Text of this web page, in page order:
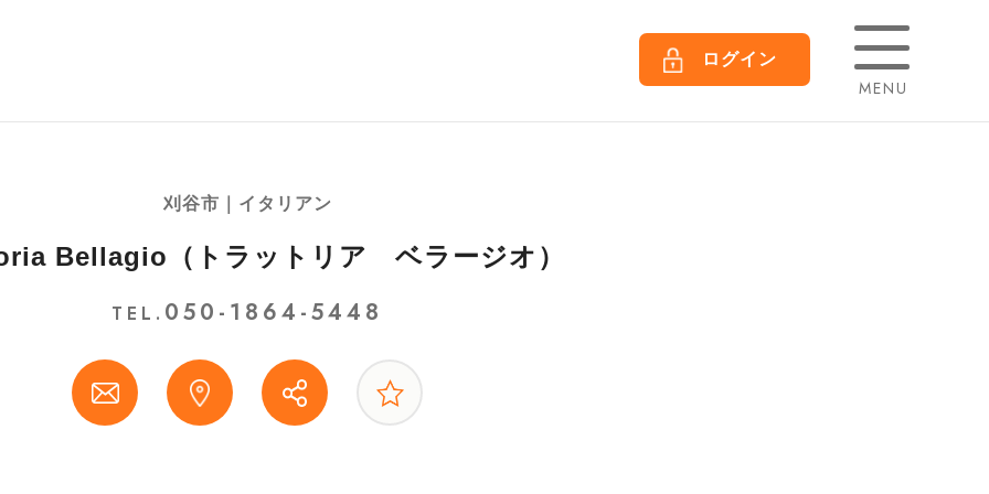
ログイン
MENU
刈谷市｜イタリアン
Bellagio（トラットリア ベラージオ）
TEL. 050-1864-5448